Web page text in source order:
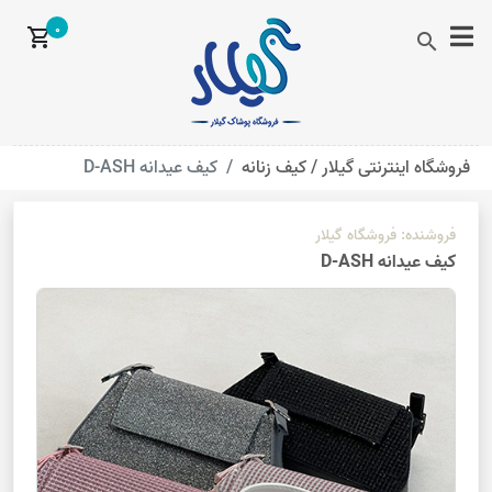
search
shopping_cart0
فروشگاه اینترنتی گیلار /کیف زنانه کیف عیدانه D-ASH
فروشنده: فروشگاه گیلار
کیف عیدانه D-ASH